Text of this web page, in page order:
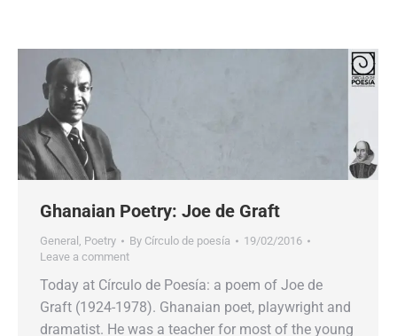
Ghanaian Poetry: Joe de Graft
General , Poetry By Círculo de poesía
19/02/2016
Leave a comment
Today at Círculo de Poesía: a poem of Joe de
Graft (1924-1978). Ghanaian poet, playwright and
dramatist. He was a teacher for most of the young